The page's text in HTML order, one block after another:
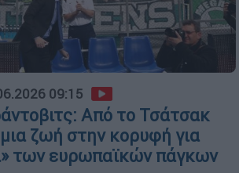
09:15
Από το Τσάτσακ
ζωή στην κορυφή για
των ευρωπαϊκών πάγκων